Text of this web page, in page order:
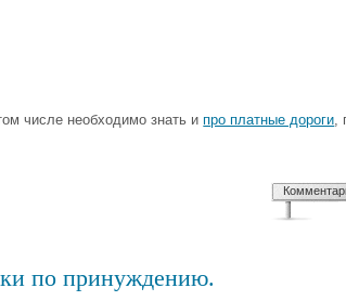
числе необходимо знать ипро платные дороги,
по принуждению.